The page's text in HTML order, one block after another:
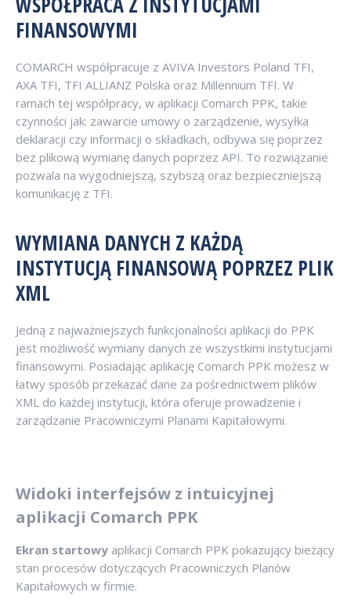
FINANSOWYMI
COMARCH współpracuje z AVIVA Investors Poland TFI,
AXA TFI, TFI ALLIANZ Polska oraz Millennium TFI. W
ramach tej współpracy, w aplikacji Comarch PPK, takie
czynności jak: zawarcie umowy o zarządzenie, wysyłka
deklaracji czy informacji o składkach, odbywa się poprzez
bez plikową wymianę danych poprzez API. To rozwiązanie
pozwala na wygodniejszą, szybszą oraz bezpieczniejszą
komunikację z TFI.
WYMIANA DANYCH Z KAŻDĄ
INSTYTUCJĄ FINANSOWĄ POPRZEZ PLIK
XML
Jedną z najważniejszych funkcjonalności aplikacji do PPK
jest możliwość wymiany danych ze wszystkimi instytucjami
finansowymi. Posiadając aplikację Comarch PPK możesz w
łatwy sposób przekazać dane za pośrednictwem plików
XML do każdej instytucji, która oferuje prowadzenie i
zarządzanie Pracowniczymi Planami Kapitałowymi.
Widoki interfejsów z intuicyjnej
aplikacji Comarch PPK
Ekran startowy aplikacji Comarch PPK pokazujący bieżący
stan procesów dotyczących Pracowniczych Planów
Kapitałowych w firmie.